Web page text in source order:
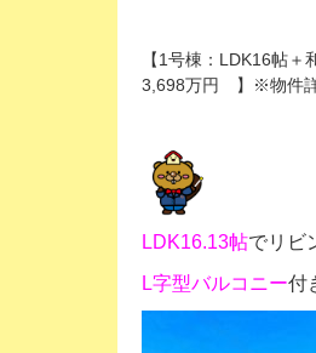
【1号棟：LDK16帖
3,698万円 】※物件
LDK16.13帖でリビ
L字型バルコニー付